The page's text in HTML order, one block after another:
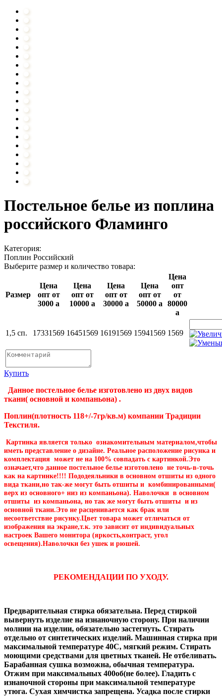
Постельное белье из поплина
российского Фламинго
Категория:
Поплин Российский
Выберите размер и количество товара:
Размер
Цена
опт от
3000 a
Цена
опт от
10000 a
Цена
опт от
30000 a
Цена
опт от
50000 a
Цена
опт
от
80000
a
1,5 сп. 17331569 16451569 16191569 15941569 1569
Купить
Данное постельное белье изготовлено из двух видов
ткани( основной и компаньона) .
Поплин(плотность 118+/-7гр/кв.м) компании Традиции
Текстиля.
Картинка является только ознакомительным материалом,чтобы
иметь представление о дизайне. Реальное расположение рисунка и
комплектация может не на 100% совпадать с картинкой.Это
означает,что данное постельное белье изготовлено не точь-в-точь
как на картинке!!!! Пододеяльники в основном отшиты из одного
вида ткани,но так-же могут быть отшиты и комбинированными(
верх из основного+ низ из компаньона). Наволочки в основном
отшиты из компаньона, но так же могут быть отшиты и из
основной ткани.Это не расценивается как брак или
несоответствие рисунку.Цвет товара может отличаться от
изображения на экране,т.к. это зависит от индивидуальных
настроек Вашего монитора (яркость,контраст, угол
освещения).Наволочки без ушек и рюшей.
РЕКОМЕНДАЦИИ ПО УХОДУ.
Предварительная стирка обязательна. Перед стиркой
вывернуть изделие на изнаночную сторону. При наличии
молнии на изделии, обязательно застегнуть. Стирать
отдельно от синтетических изделий. Машинная стирка при
максимальной температуре 40С, мягкий режим. Стирать
моющими средствами для цветных тканей. Не отбеливать.
Барабанная сушка возможна, обычная температура.
Отжим при максимальных 400об(не более). Гладить с
изнаночной стороны при максимальной температуре
утюга. Сухая химчистка запрещена. Усадка после стирки